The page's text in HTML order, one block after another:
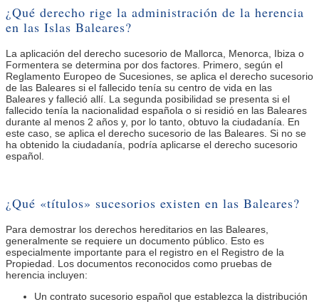
¿Qué derecho rige la administración de la herencia
en las Islas Baleares?
La aplicación del derecho sucesorio de Mallorca, Menorca, Ibiza o
Formentera se determina por dos factores. Primero, según el
Reglamento Europeo de Sucesiones, se aplica el derecho sucesorio
de las Baleares si el fallecido tenía su centro de vida en las
Baleares y falleció allí. La segunda posibilidad se presenta si el
fallecido tenía la nacionalidad española o si residió en las Baleares
durante al menos 2 años y, por lo tanto, obtuvo la ciudadanía. En
este caso, se aplica el derecho sucesorio de las Baleares. Si no se
ha obtenido la ciudadanía, podría aplicarse el derecho sucesorio
español.
¿Qué «títulos» sucesorios existen en las Baleares?
Para demostrar los derechos hereditarios en las Baleares,
generalmente se requiere un documento público. Esto es
especialmente importante para el registro en el Registro de la
Propiedad. Los documentos reconocidos como pruebas de
herencia incluyen:
Un contrato sucesorio español que establezca la distribución